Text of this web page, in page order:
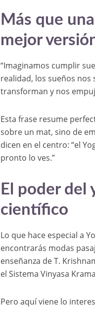
Más que
mejor
“Imaginamos cumplir
realidad, los sueños nos
transforman y nos
Esta frase resume
sobre un mat, sino de
dicen en el centro: “el
pronto lo ves.”
El poder del
científico
Lo que hace especial a
encontrarás modas
enseñanza de T.
el Sistema Vinyasa
Pero aquí viene lo